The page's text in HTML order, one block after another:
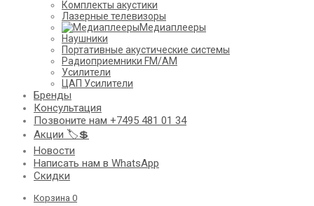
Комплекты акустики
Лазерные телевизоры
Медиаплееры
Наушники
Портативные акустические системы
Радиоприемники FM/AM
Усилители
ЦАП Усилители
Бренды
Консультация
Позвоните нам +7495 481 01 34
Акции 🏷️💲
Новости
Написать нам в WhatsApp
Скидки
Корзина 0